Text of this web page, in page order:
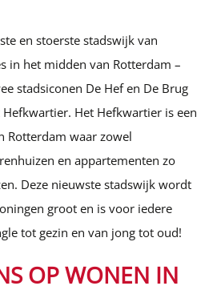
en stoerste stadswijk van
in het midden van Rotterdam –
stadsiconen De Hef en De Brug
Het Hefkwartier is een
Rotterdam waar zowel
en appartementen zo
Deze nieuwste stadswijk wordt
groot en is voor iedere
tot gezin en van jong tot oud!
OP WONEN IN